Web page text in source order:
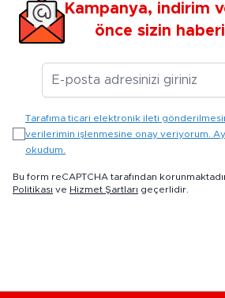
Kampanya, indirim
önce sizin
E-
Tarafıma ticari elektronik ileti
verilerimin işlenmesine onay veriyorum.
okudum.
Bu form reCAPTCHA tarafından
Politikası ve Hizmet Şartları geçerlidir.